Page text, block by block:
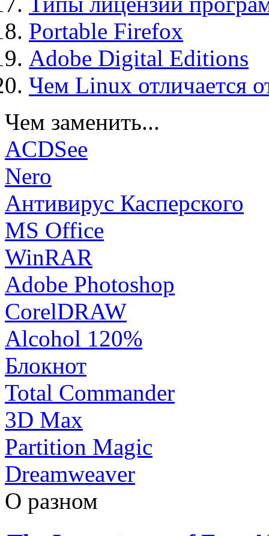
Portable Firefox
Adobe Digital Editions
Чем Linux отличается
Чем заменить...
ACDSee
Nero
Антивирус Касперского
MS Office
WinRAR
Adobe Photoshop
CorelDRAW
Alcohol 120%
Блокнот
Total Commander
3D Max
Partition Magic
Dreamweaver
О разном